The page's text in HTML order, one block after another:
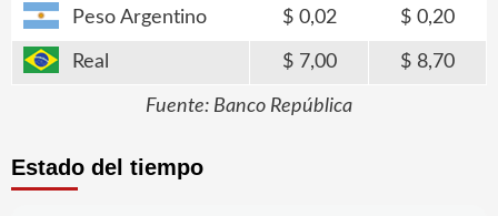
Peso Argentino 0,02 0,20
Real 7,00 8,70
Fuente: Banco República
Estado del tiempo